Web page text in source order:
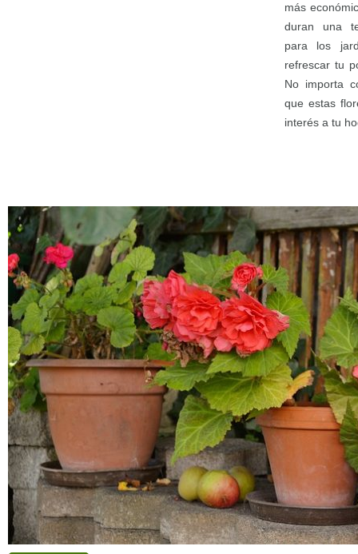
más
duran una
para los
refrescar tu
No importa
que estas
interés a tu